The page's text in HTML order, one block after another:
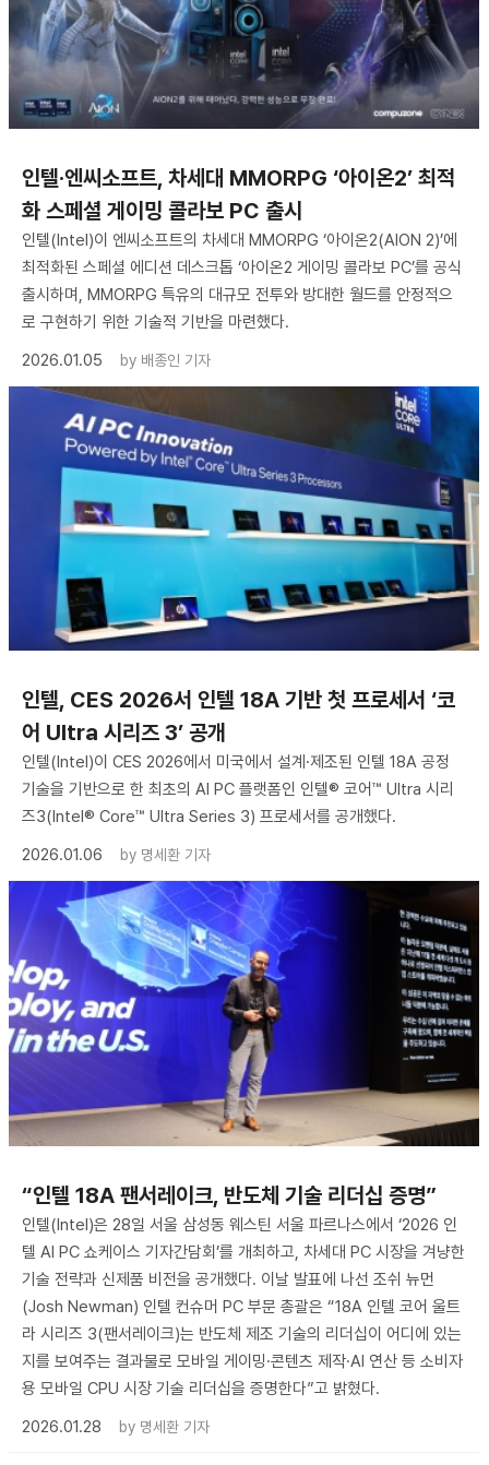
인텔·엔씨소프트, 차세대 MMORPG ‘아이온2’ 최적
화 스페셜 게이밍 콜라보 PC 출시
인텔(Intel)이 엔씨소프트의 차세대 MMORPG ‘아이온2(AION 2)’에
최적화된 스페셜 에디션 데스크톱 ‘아이온2 게이밍 콜라보 PC’를 공식
출시하며, MMORPG 특유의 대규모 전투와 방대한 월드를 안정적으
로 구현하기 위한 기술적 기반을 마련했다.
2026.01.05
by 배종인 기자
인텔, CES 2026서 인텔 18A 기반 첫 프로세서 ‘코
어 Ultra 시리즈 3’ 공개
인텔(Intel)이 CES 2026에서 미국에서 설계·제조된 인텔 18A 공정
기술을 기반으로 한 최초의 AI PC 플랫폼인 인텔® 코어™ Ultra 시리
즈3(Intel® Core™ Ultra Series 3) 프로세서를 공개했다.
2026.01.06
by 명세환 기자
“인텔 18A 팬서레이크, 반도체 기술 리더십 증명”
인텔(Intel)은 28일 서울 삼성동 웨스틴 서울 파르나스에서 ‘2026 인
텔 AI PC 쇼케이스 기자간담회’를 개최하고, 차세대 PC 시장을 겨냥한
기술 전략과 신제품 비전을 공개했다. 이날 발표에 나선 조쉬 뉴먼
(Josh Newman) 인텔 컨슈머 PC 부문 총괄은 “18A 인텔 코어 울트
라 시리즈 3(팬서레이크)는 반도체 제조 기술의 리더십이 어디에 있는
지를 보여주는 결과물로 모바일 게이밍·콘텐츠 제작·AI 연산 등 소비자
용 모바일 CPU 시장 기술 리더십을 증명한다”고 밝혔다.
2026.01.28
by 명세환 기자